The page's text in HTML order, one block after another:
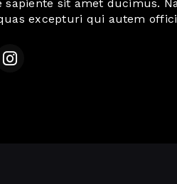
sapiente sit amet ducimus.
excepturi qui autem
repellat. Aut officiis
autem quo dolorum tempora